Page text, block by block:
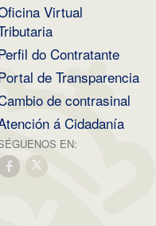
Virtual
do Contratante
de Transparencia
de contrasinal
á Cidadanía
EN: